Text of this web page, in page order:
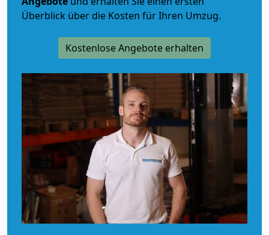
Überblick über die Kosten für Ihren Umzug.
Kostenlose Angebote erhalten